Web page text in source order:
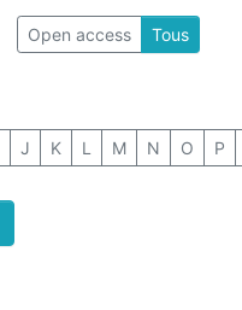
Open access Tous
J K L M N O P